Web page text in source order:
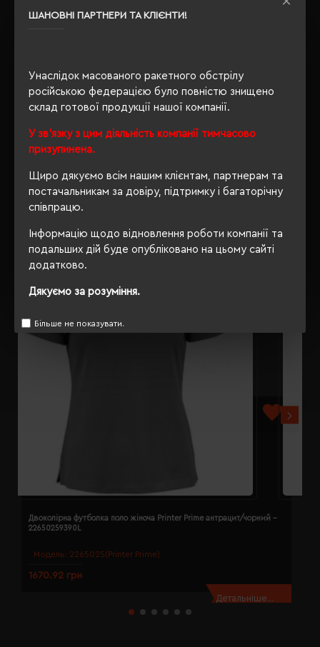
ШАНОВНІ ПАРТНЕРИ ТА КЛІЄНТИ!
Унаслідок масованого ракетного обстрілу
російською федерацією було повністю знищено
склад готової продукції нашої компанії.
У зв'язку з цим діяльність компанії тимчасово
призупинена.
Щиро дякуємо всім нашим клієнтам, партнерам та
постачальникам за довіру, підтримку і багаторічну
співпрацю.
Інформацію щодо відновлення роботи компанії та
подальших дій буде опубліковано на цьому сайті
додатково.
Дякуємо за розуміння.
Більше не показувати.
ВІДГУКИ
РЕКОМЕНДУЄМО
Модель: 2265025(Printer Prime)
Двоколірна футболка поло жіноча Printer Prime антрацит/чорний -
22650259390L
1670.92 грн
Детальніше...